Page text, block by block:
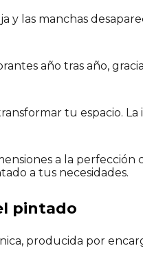
y las manchas
año tras año,
tu espacio.
a la
a tus necesidades.
pintado
producida por